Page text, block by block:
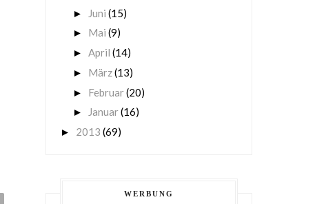
► Juni (15)
► Mai (9)
► April (14)
► März(13)
► Februar(20)
► Januar(16)
► 2013 (69)
WERBUNG